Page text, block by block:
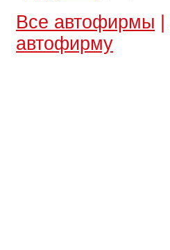
Все автофирмы
автофирму